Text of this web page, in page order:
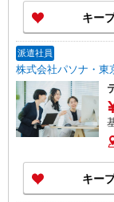
キー
派遣社員
株式会社パソナ・東
キー